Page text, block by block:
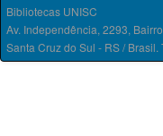
Bibliotecas UNISC
Av. Independência, 2293,
Santa Cruz do Sul - RS /